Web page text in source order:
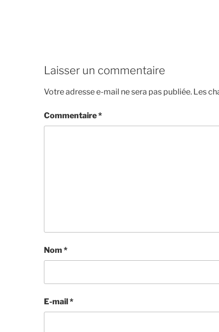
Laisser un commentaire
Votre adresse e-mail ne sera pas publiée. Les
Commentaire*
Nom *
E-mail *